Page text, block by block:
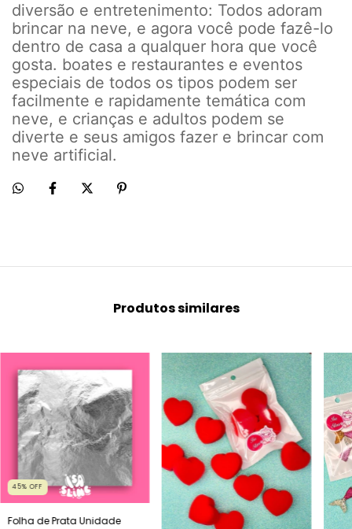
diversão e entretenimento: Todos adoram
brincar na neve, e agora você pode fazê-lo
dentro de casa a qualquer hora que você
gosta. boates e restaurantes e eventos
especiais de todos os tipos podem ser
facilmente e rapidamente temática com
neve, e crianças e adultos podem se
diverte e seus amigos fazer e brincar com
neve artificial.
Produtos similares
45%OFF
Folha de Prata Unidade